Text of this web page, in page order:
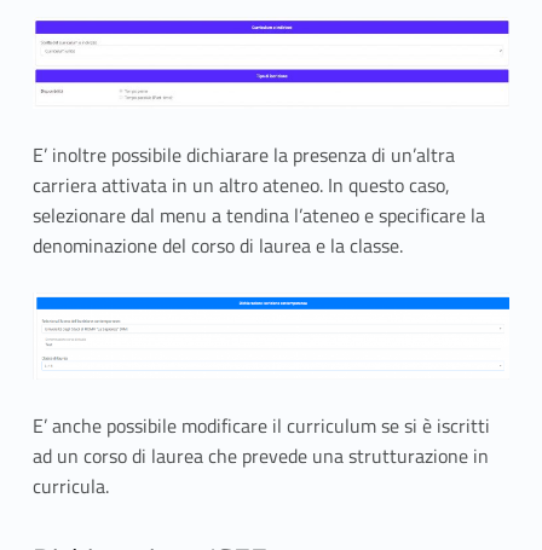
r
g
l
i
a
n
n
i
s
u
E’ inoltre possibile dichiarare la presenza di un’altra
carriera attivata in un altro ateneo. In questo caso,
selezionare dal menu a tendina l’ateneo e specificare la
denominazione del corso di laurea e la classe.
E’ anche possibile modificare il curriculum se si è iscritti
ad un corso di laurea che prevede una strutturazione in
curricula.